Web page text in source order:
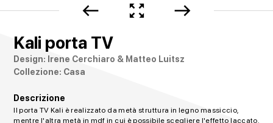
west zoom_out_map east
Kali porta TV
Design: Irene Cerchiaro & Matteo Luitsz
Collezione: Casa
Descrizione
Il porta TV Kali è realizzato da metà struttura in legno massiccio,
mentre l'altra metà in mdf in cui è possibile scegliere l'effetto laccato.